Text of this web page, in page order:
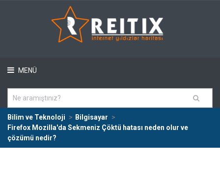
MENÜ
Bilim ve Teknoloji
Bilgisayar
Firefox Mozilla'da Sekmeniz Çöktü hatası neden olur ve
çözümü nedir?